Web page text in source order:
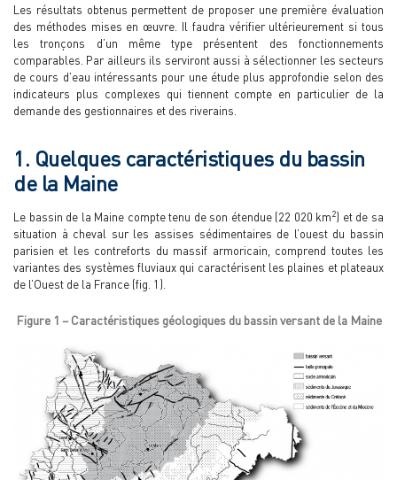
Les résultats obtenus permettent de proposer une première évaluation
des méthodes mises en œuvre. Il faudra vérifier ultérieurement si tous
les tronçons d’un même type présentent des fonctionnements
comparables. Par ailleurs ils serviront aussi à sélectionner les secteurs
de cours d’eau intéressants pour une étude plus approfondie selon des
indicateurs plus complexes qui tiennent compte en particulier de la
demande des gestionnaires et des riverains.
1. Quelques caractéristiques du bassin
de la Maine
Le bassin de la Maine compte tenu de son étendue (22 020 km2) et de sa
situation à cheval sur les assises sédimentaires de l’ouest du bassin
parisien et les contreforts du massif armoricain, comprend toutes les
variantes des systèmes fluviaux qui caractérisent les plaines et plateaux
de l’Ouest de la France (fig. 1).
Figure 1 – Caractéristiques géologiques du bassin versant de la Maine